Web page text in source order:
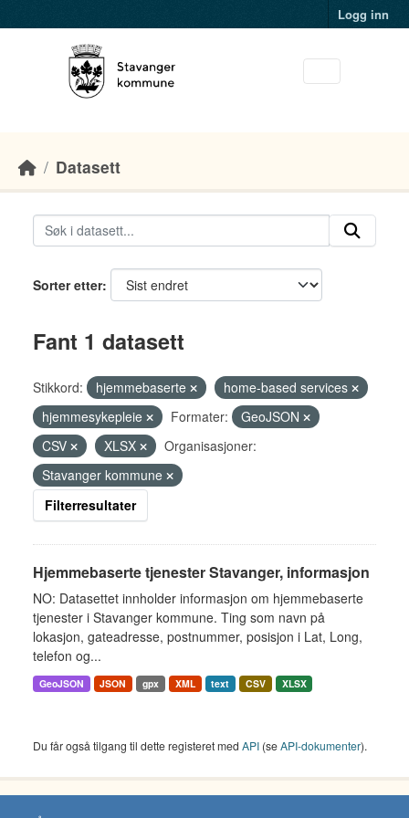
Logg inn
Datasett
Sorter etter
Fant 1 datasett
Stikkord: hjemmebaserte
home-based services
hjemmesykepleie
Formater:
GeoJSON
CSV
XLSX
Organisasjoner:
Stavanger kommune
Filterresultater
Hjemmebaserte tjenester Stavanger, informasjon
NO: Datasettet innholder informasjon om hjemmebaserte
tjenester i Stavanger kommune. Ting som navn på
lokasjon, gateadresse, postnummer, posisjon i Lat, Long,
telefon og...
GeoJSON JSON gpx XML text CSV XLSX
Du får også tilgang til dette registeret med API (seAPI-dokumenter).